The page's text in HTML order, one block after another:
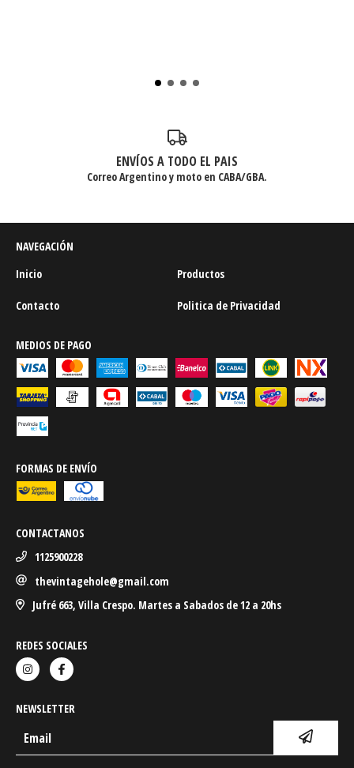
ENVÍOS A TODO EL PAIS
Correo Argentino y moto en CABA/GBA.
NAVEGACIÓN
Inicio
Productos
Contacto Politica de Privacidad
MEDIOS DE PAGO
FORMAS DE ENVÍO
CONTACTANOS
1125900228
thevintagehole@gmail.com
Jufré 663, Villa Crespo. Martes a Sabados de 12 a 20hs
REDES SOCIALES
NEWSLETTER